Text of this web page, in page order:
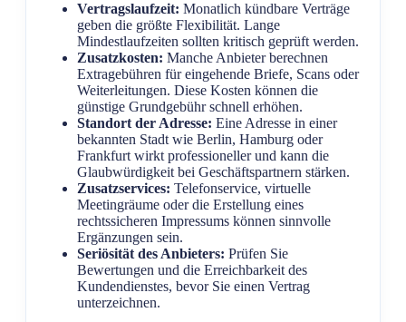
Vertragslaufzeit: Monatlich kündbare Verträge
geben die größte Flexibilität. Lange
Mindestlaufzeiten sollten kritisch geprüft werden.
Zusatzkosten: Manche Anbieter berechnen
Extragebühren für eingehende Briefe, Scans oder
Weiterleitungen. Diese Kosten können die
günstige Grundgebühr schnell erhöhen.
Standort der Adresse: Eine Adresse in einer
bekannten Stadt wie Berlin, Hamburg oder
Frankfurt wirkt professioneller und kann die
Glaubwürdigkeit bei Geschäftspartnern stärken.
Zusatzservices: Telefonservice, virtuelle
Meetingräume oder die Erstellung eines
rechtssicheren Impressums können sinnvolle
Ergänzungen sein.
Seriösität des Anbieters: Prüfen Sie
Bewertungen und die Erreichbarkeit des
Kundendienstes, bevor Sie einen Vertrag
unterzeichnen.